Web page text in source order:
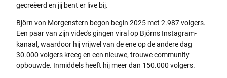
gecreëerd en jij bent er live bij.
Björn von Morgenstern begon begin 2025 met 2.987 volgers.
Een paar van zijn video's gingen viral op Björns Instagram-
kanaal, waardoor hij vrijwel van de ene op de andere dag
30.000 volgers kreeg en een nieuwe, trouwe community
opbouwde. Inmiddels heeft hij meer dan 150.000 volgers.